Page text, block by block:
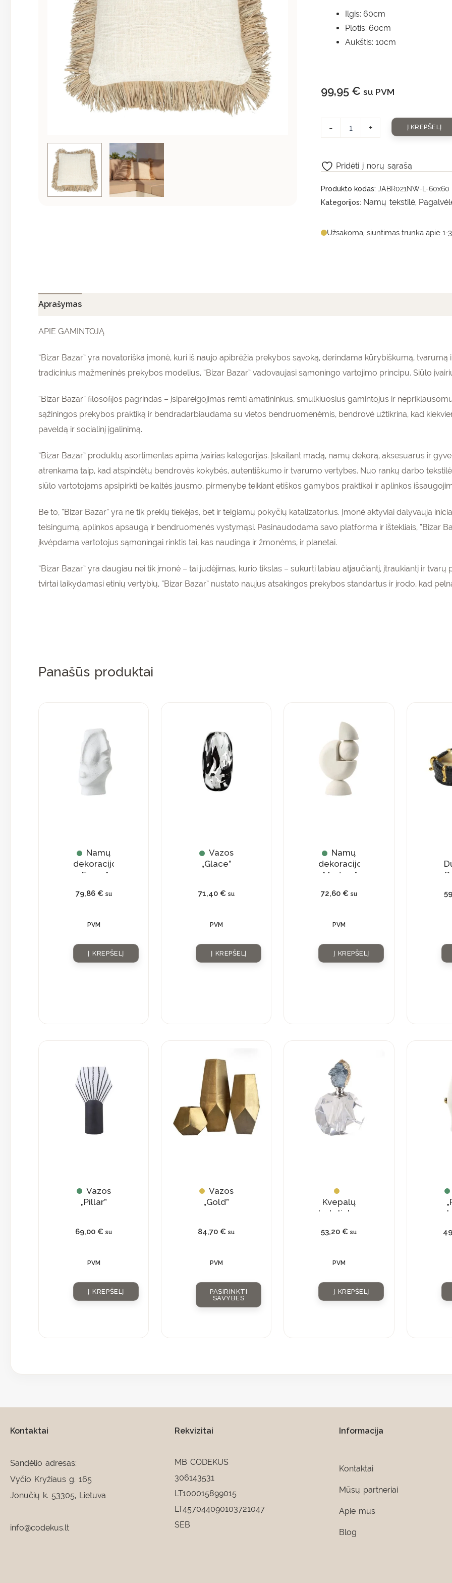
Ilgis: 60cm
Plotis: 60cm
Aukštis: 10cm
99,95 € su PVM
- + Į KREPŠELĮ
Produkto kodas:JABR021NW-L-60x60
Kategorijos: Namų tekstilė,
Užsakoma, siuntimas trunka apie 1-
Pridėti į norų sąrašą
Aprašymas
APIE GAMINTOJĄ
“Bizar Bazar” yra novatoriška įmonė, kuri iš naujo apibrėžia prekybos sąvoką, derindama kūrybiškumą,
tradicinius mažmeninės prekybos modelius, “Bizar Bazar” vadovaujasi sąmoningo vartojimo principu. Siūlo
“Bizar Bazar” filosofijos pagrindas – įsipareigojimas remti amatininkus, smulkiuosius gamintojus ir
sąžiningos prekybos praktiką ir bendradarbiaudama su vietos bendruomenėmis, bendrovė užtikrina, kad
paveldą ir socialinį įgalinimą.
“Bizar Bazar” produktų asortimentas apima įvairias kategorijas. Įskaitant madą, namų dekorą, aksesuarus ir
atrenkama taip, kad atspindėtų bendrovės kokybės, autentiškumo ir tvarumo vertybes. Nuo rankų darbo
siūlo vartotojams apsipirkti be kaltės jausmo, pirmenybę teikiant etiškos gamybos praktikai ir aplinkos
Be to, “Bizar Bazar” yra ne tik prekių tiekėjas, bet ir teigiamų pokyčių katalizatorius. Įmonė aktyviai dalyvauja
teisingumą, aplinkos apsaugą ir bendruomenės vystymąsi. Pasinaudodama savo platforma ir ištekliais, “Bizar
įkvėpdama vartotojus sąmoningai rinktis tai, kas naudinga ir žmonėms, ir planetai.
“Bizar Bazar” yra daugiau nei tik įmonė – tai judėjimas, kurio tikslas – sukurti labiau atjaučiantį, įtraukiantį ir
tvirtai laikydamasi etinių vertybių, “Bizar Bazar” nustato naujus atsakingos prekybos standartus ir įrodo, kad
Panašūs produktai
Namų
dekoracijos
„Faces”
79,86 € su
PVM
Į KREPŠELĮ
Vazos
„Glace”
71,40 € su
PVM
Į KREPŠELĮ
Namų
dekoracijos
„Modern”
72,60 € su
PVM
Į KREPŠELĮ
Vazos
„Pillar”
69,00€ su
PVM
Į KREPŠELĮ
Vazos
„Gold”
84,70€ su
PVM
PASIRINKTI
SAVYBES
product
has
multiple
variants.
The
options
may
the
product
Kvepalų
buteliukas
natūraliu
53,20€ su
PVM
Į KREPŠELĮ
Kontaktai
Sandėlio adresas:
Vyčio Kryžiaus g. 165
Jonučių k. 53305, Lietuva
info@codekus.lt
Rekvizitai
MB CODEKUS
306143531
LT100015899015
LT457044090103721047
SEB
Informacija
Kontaktai
Mūsų partneriai
Apie mus
Blog
PRENUMERUOTI